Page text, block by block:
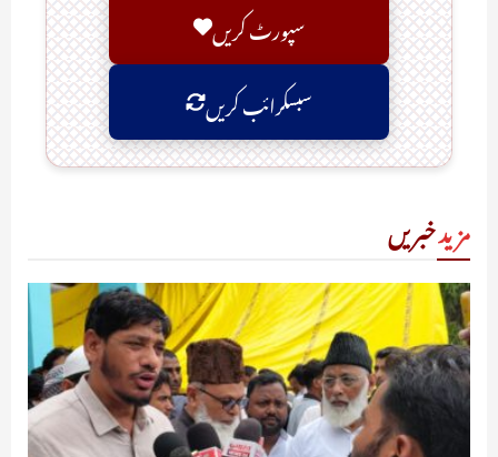
سپورٹ کریں
سبسکرائب کریں
مزیدخبریں